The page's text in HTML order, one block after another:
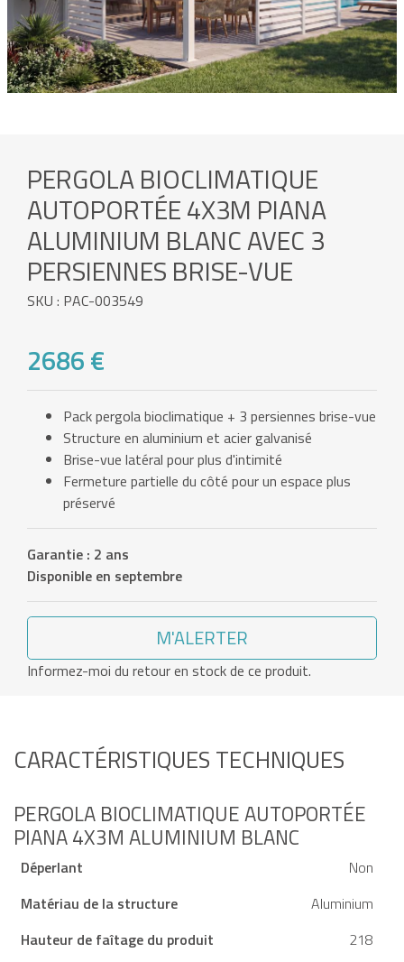
PERGOLA BIOCLIMATIQUE
AUTOPORTÉE 4X3M PIANA
ALUMINIUM BLANC AVEC 3
PERSIENNES BRISE-VUE
SKU : PAC-003549
2686 €
Pack pergola bioclimatique + 3 persiennes brise-vue
Structure en aluminium et acier galvanisé
Brise-vue latéral pour plus d'intimité
Fermeture partielle du côté pour un espace plus
préservé
Garantie : 2 ans
Disponible en septembre
M'ALERTER
Informez-moi du retour en stock de ce produit.
CARACTÉRISTIQUES TECHNIQUES
PERGOLA BIOCLIMATIQUE AUTOPORTÉE
PIANA 4X3M ALUMINIUM BLANC
Déperlant
Non
Matériau de la structure
Aluminium
Hauteur de faîtage du produit
218